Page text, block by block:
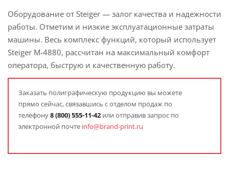
Оборудование от Steiger — залог качества и надежности
работы. Отметим и низкие эксплуатационные затраты
машины. Весь комплекс функций, который использует
Steiger M-4880, рассчитан на максимальный комфорт
оператора, быструю и качественную работу.
Заказать полиграфическую продукцию вы можете
прямо сейчас, связавшись с отделом продаж по
телефону8(800) 555-11-42 или отправив запрос по
электронной почте info@brand-print.ru